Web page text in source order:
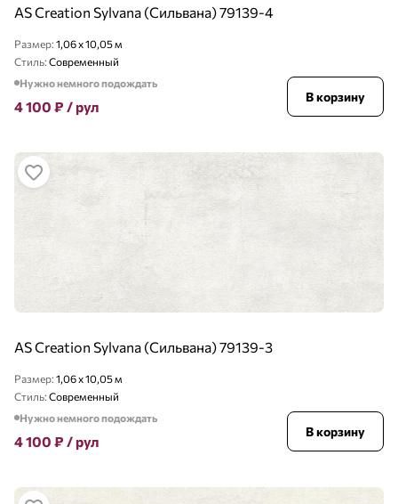
AS Creation Sylvana (Сильвана) 79139-4
Размер: 1,06 x 10,05 м
Стиль: Современный
Нужно немного подождать
4 100 ₽ / рул
В корзину
AS Creation Sylvana (Сильвана) 79139-3
Размер: 1,06 x 10,05 м
Стиль: Современный
Нужно немного подождать
4 100 ₽ / рул
В корзину